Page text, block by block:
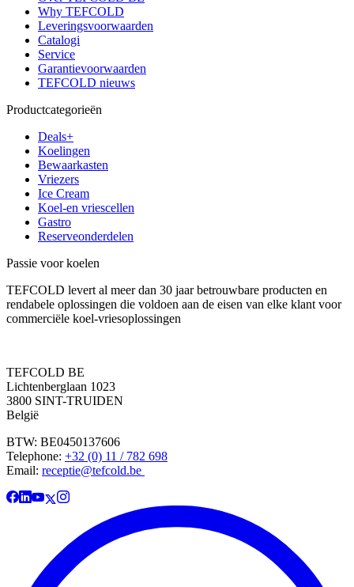
Why TEFCOLD
Leveringsvoorwaarden
Catalogi
Service
Garantievoorwaarden
TEFCOLD nieuws
Productcategorieën
Deals+
Koelingen
Bewaarkasten
Vriezers
Ice Cream
Koel-en vriescellen
Gastro
Reserveonderdelen
Passie voor koelen
TEFCOLD levert al meer dan 30 jaar betrouwbare producten en
rendabele oplossingen die voldoen aan de eisen van elke klant voor
commerciële koel-vriesoplossingen
TEFCOLD BE
Lichtenberglaan 1023
3800 SINT-TRUIDEN
België
BTW: BE0450137606
Telephone: +32 (0) 11 / 782 698
Email: receptie@tefcold.be